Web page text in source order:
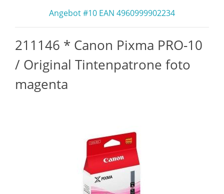
Angebot #10 EAN 4960999902234
211146 * Canon Pixma PRO-10
/ Original Tintenpatrone foto
magenta